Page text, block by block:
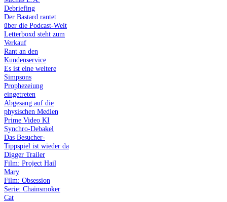
Debriefing
Der Bastard rantet
über die Podcast-Welt
Letterboxd steht zum
Verkauf
Rant an den
Kundenservice
Es ist eine weitere
Simpsons
Prophezeiung
eingetreten
Abgesang auf die
physischen Medien
Prime Video KI
Synchro-Debakel
Das Besucher-
Tippspiel ist wieder da
Digger Trailer
Film: Project Hail
Mary
Film: Obsession
Serie: Chainsmoker
Cat